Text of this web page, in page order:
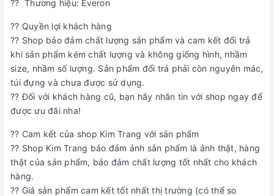
?? Thương hiệu: Everon
?? Quyền lợi khách hàng
?? Shop bảo đảm chất lượng sản phẩm và cam kết đổi trả
khi sản phẩm kém chất lượng và không giống hình, nhầm
size, nhầm số lượng. Sản phẩm đổi trả phải còn nguyên mác,
túi đựng và chưa được sử dụng.
?? Đối với khách hàng cũ, bạn hãy nhắn tin với shop ngay để
được ưu đãi nha!
?? Cam kết của shop Kim Trang với sản phẩm
?? Shop Kim Trang bảo đảm ảnh sản phẩm là ảnh thật, hàng
thật của sản phẩm, bảo đảm chất lượng tốt nhất cho khách
hàng.
?? Giá sản phẩm cam kết tốt nhất thị trường (có thể so